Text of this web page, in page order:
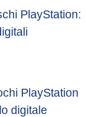
PlayStation:
PlayStation
digitale